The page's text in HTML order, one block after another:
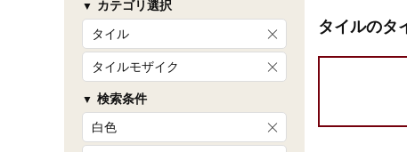
カテゴリ選択
タイル
タイルモザイク
検索条件
白色
タイルのタ